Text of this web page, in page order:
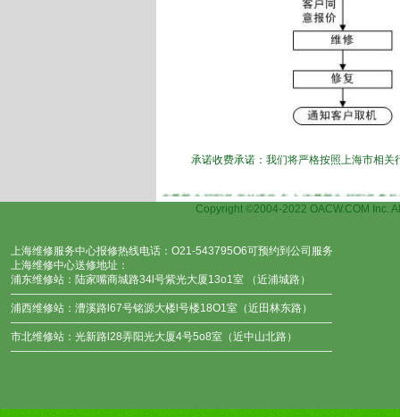
承诺收费承诺：我们将严格按照上海市相关
生(epson)打印机维修,上海爱普生打印机保外维修点,上海爱普生打印机售后保外维
Copyright ©2004-2022 OACW.COM Inc.
上海维修服务中心报修热线电话：O21-543795O6可预约到公司服务
上海维修中心送修地址：
浦东维修站：陆家嘴商城路34l号紫光大厦13o1室 （近浦城路）
——————————————————————————————
浦西维修站：漕溪路l67号铭源大楼l号楼18O1室（近田林东路）
——————————————————————————————
市北维修站：光新路l28弄阳光大厦4号5o8室（近中山北路）
——————————————————————————————